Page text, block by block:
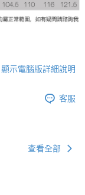
顯示電腦版詳細說明
客服
查看全部